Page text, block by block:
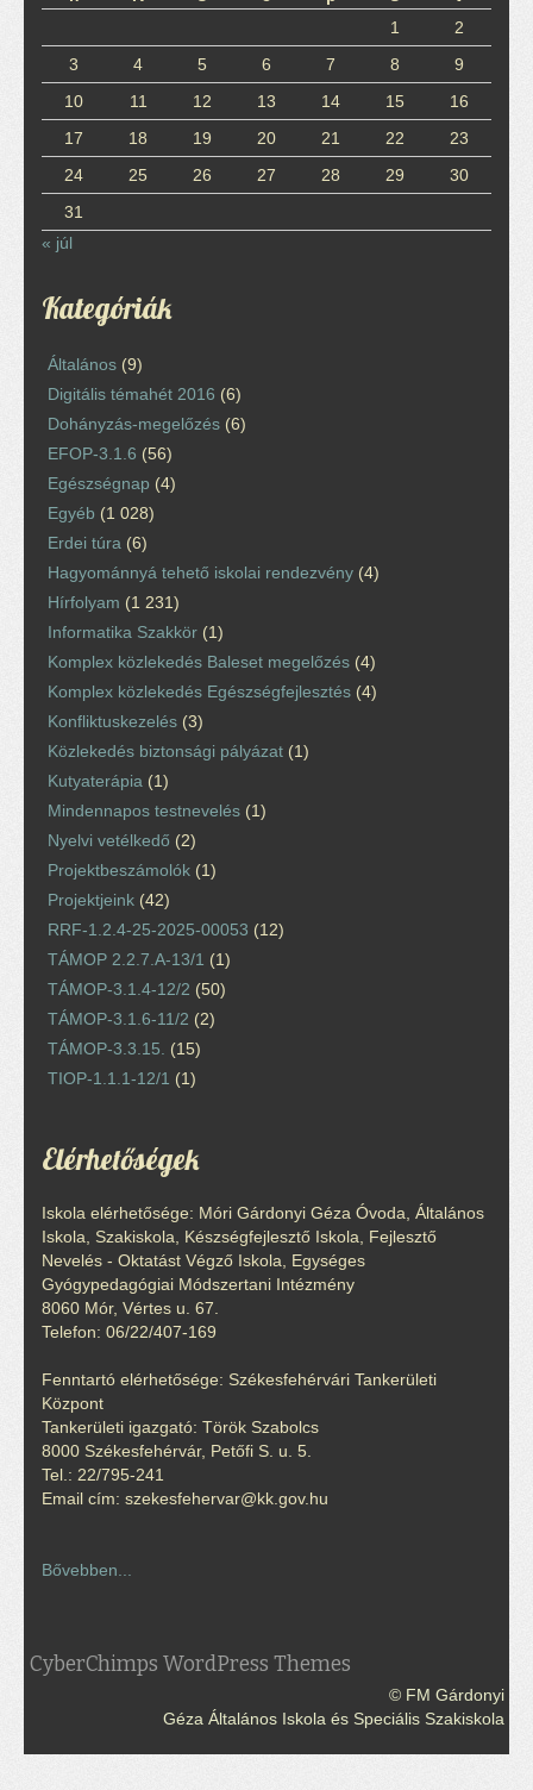
1
2
3
4 5 6 7 8
9
10
11 12 13 14 15
16
17
18 19 20 21 22
23
24
25 26 27 28 29
30
31
« júl
Kategóriák
Általános (9)
Digitális témahét 2016 (6)
Dohányzás-megelőzés (6)
EFOP-3.1.6 (56)
Egészségnap (4)
Egyéb (1 028)
Erdei túra (6)
Hagyománnyá tehető iskolai rendezvény (4)
Hírfolyam (1 231)
Informatika Szakkör (1)
Komplex közlekedés Baleset megelőzés (4)
Komplex közlekedés Egészségfejlesztés (4)
Konfliktuskezelés (3)
Közlekedés biztonsági pályázat (1)
Kutyaterápia (1)
Mindennapos testnevelés (1)
Nyelvi vetélkedő (2)
Projektbeszámolók (1)
Projektjeink (42)
RRF-1.2.4-25-2025-00053 (12)
TÁMOP 2.2.7.A-13/1 (1)
TÁMOP-3.1.4-12/2 (50)
TÁMOP-3.1.6-11/2 (2)
TÁMOP-3.3.15.
(15)
TIOP-1.1.1-12/1 (1)
Elérhetőségek
Iskola elérhetősége: Móri Gárdonyi Géza Óvoda, Általános
Iskola, Szakiskola, Készségfejlesztő Iskola, Fejlesztő
Nevelés - Oktatást Végző Iskola, Egységes
Gyógypedagógiai Módszertani Intézmény
8060 Mór, Vértes u. 67.
Telefon: 06/22/407-169
Fenntartó elérhetősége: Székesfehérvári Tankerületi
Központ
Tankerületi igazgató: Török Szabolcs
8000 Székesfehérvár, Petőfi S. u. 5.
Tel.: 22/795-241
Email cím: szekesfehervar@kk.gov.hu
Bővebben...
CyberChimps WordPress Themes
© FM Gárdonyi
Géza Általános Iskola és Speciális Szakiskola